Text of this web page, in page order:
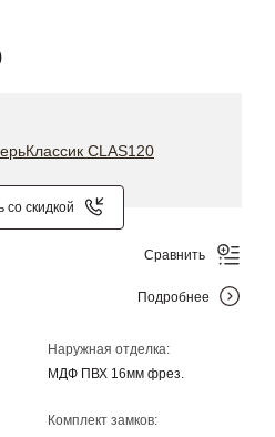
со скидкой
Наружная отделка:
МДФ ПВХ 16мм фрез.
Комплект замков:
Сравнить
Подробнее